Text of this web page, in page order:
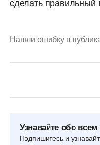
сделать правильный
Нашли ошибку в
Узнавайте обо
Подпишитесь и